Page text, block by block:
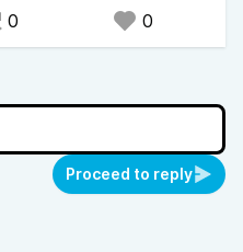
100% Spotlight, le
0 0
Proceed to reply